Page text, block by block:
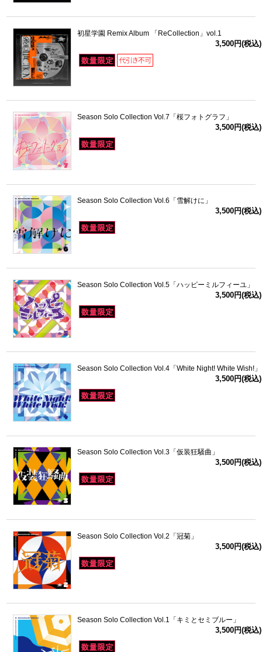
初星学園 Remix Album 「ReCollection」vol.1
3,500円(税込)
Season Solo Collection Vol.7「桜フォトグラフ」
3,500円(税込)
Season Solo Collection Vol.6「雪解けに」
3,500円(税込)
Season Solo Collection Vol.5「ハッピーミルフィーユ」
3,500円(税込)
Season Solo Collection Vol.4「White Night! White Wish!」
3,500円(税込)
Season Solo Collection Vol.3「仮装狂騒曲」
3,500円(税込)
Season Solo Collection Vol.2「冠菊」
3,500円(税込)
Season Solo Collection Vol.1「キミとセミブルー」
3,500円(税込)